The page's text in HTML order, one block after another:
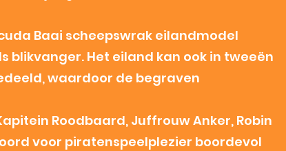
Baai scheepswrak eilandmodel
blikvanger. Het eiland kan ook in tweeën
waardoor de begraven
Roodbaard, Juffrouw Anker, Robin
voor piratenspeelplezier boordevol